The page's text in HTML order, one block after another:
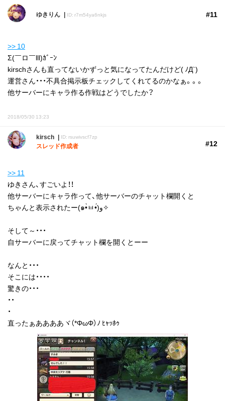
ゆきりん ID: r7m54ya6nkjs #11
>> 10
Σ(￣ロ￣lll)ｶﾞｰﾝ
kirschさんも直ってないかずっと気になってたんだけど( ﾉД`)
運営さん・・・不具合掲示板チェックしてくれてるのかなぁ。。。
他サーバーにキャラ作る作戦はどうでしたか？
2018/05/30 13:23
kirsch ID: rsuwivscf7zp
スレッド作成者 #12
>> 11
ゆきさん、すごいよ！！
他サーバーにキャラ作って、他サーバーのチャット欄開くと
ちゃんと表示されたー(๑•̀ㅂ•́)و✧
そして～・・・
自サーバーに戻ってチャット欄を開くとーー
なんと・・・
そこには・・・・
驚きの・・・
・・
・
直ったぁああああヾ（*ΦωΦ）ﾉ ﾋｬｯﾎｩ